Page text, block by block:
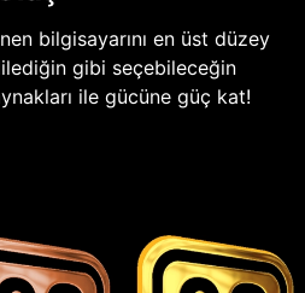
bilgisayarını en üst düzey
gibi seçebileceğin
ile gücüne güç kat!